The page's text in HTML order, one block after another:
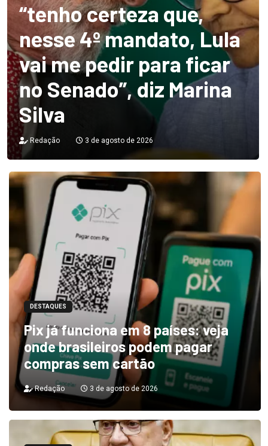
“tenho certeza que,
nesse 4º mandato, Lula
vai me pedir para ficar
no Senado”, diz Marina
Silva
Redação 3 de agosto de 2026
DESTAQUES
Pix já funciona em 8 países: veja
onde brasileiros podem pagar
compras sem cartão
Redação 3 de agosto de 2026